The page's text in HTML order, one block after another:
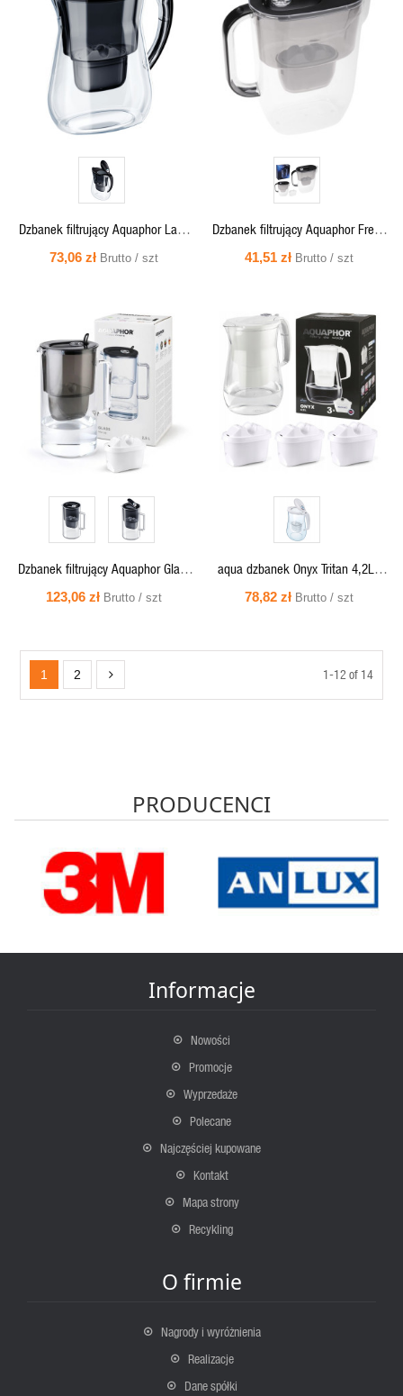
SZYBKI
PODGLĄD
Dzbanek filtrujący Aquaphor Lago
3,8L czarny + wkład Maxfor
73,06 zł Brutto / szt
SZYBKI
PODGLĄD
Dzbanek filtrujący Aquaphor Fresh
3,2L, czarny, do lodówki, z
41,51 zł Brutto / szt
SZYBKI
PODGLĄD
Dzbanek filtrujący Aquaphor Glass
szklany czarny + wkład Maxfor Mg
123,06 zł Brutto / szt
SZYBKI
PODGLĄD
aqua dzbanek Onyx Tritan 4,2L ,
wskaźnik , 3 wkłady B100-25 MG+
78,82 zł Brutto / szt
1 2 1-12 of 14
PRODUCENCI
Informacje
Nowości
Promocje
Wyprzedaże
Polecane
Najczęściej kupowane
Kontakt
Mapa strony
Recykling
O firmie
Nagrody i wyróżnienia
Realizacje
Dane spółki